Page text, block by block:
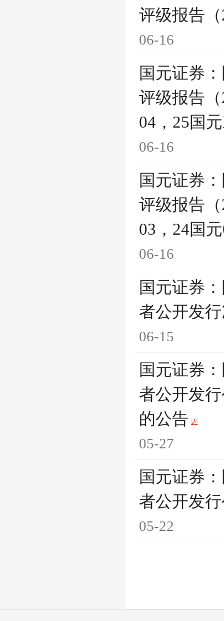
评级报告
06-16
国元证券
评级报告
04，25国
06-16
国元证券
评级报告
03，24国
06-16
国元证券
者公开发
06-15
国元证券
者公开发
的公告
05-27
国元证券
者公开发
05-22